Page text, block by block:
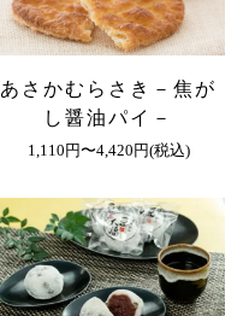
あさかむらさき－焦が
し醤油パイ－
1,110円〜4,420円(税込)